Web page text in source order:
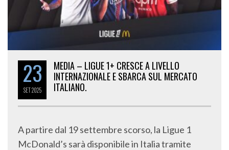
23
SET2025
MEDIA – LIGUE 1+ CRESCE A LIVELLO
INTERNAZIONALE E SBARCA SUL MERCATO
ITALIANO.
A partire dal 19 settembre scorso, la Ligue 1
McDonald’s sarà disponibile in Italia tramite